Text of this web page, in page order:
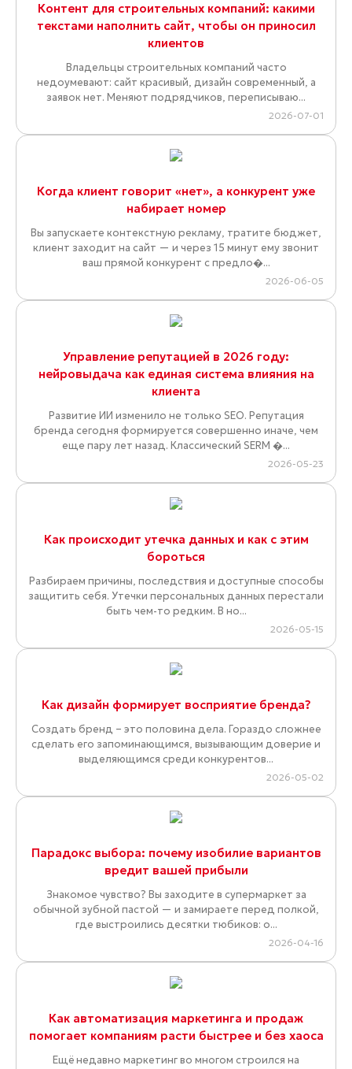
Контент для строительных компаний: какими
текстами наполнить сайт, чтобы он приносил
клиентов
Владельцы строительных компаний часто
недоумевают: сайт красивый, дизайн современный, а
заявок нет. Меняют подрядчиков, переписываю...
2026-07-01
Когда клиент говорит «нет», а конкурент уже
набирает номер
Вы запускаете контекстную рекламу, тратите бюджет,
клиент заходит на сайт — и через 15 минут ему звонит
ваш прямой конкурент с предло�...
2026-06-05
Управление репутацией в 2026 году:
нейровыдача как единая система влияния на
клиента
Развитие ИИ изменило не только SEO. Репутация
бренда сегодня формируется совершенно иначе, чем
еще пару лет назад. Классический SERM �...
2026-05-23
Как происходит утечка данных и как с этим
бороться
Разбираем причины, последствия и доступные способы
защитить себя. Утечки персональных данных перестали
быть чем-то редким. В но...
2026-05-15
Как дизайн формирует восприятие бренда?
Создать бренд – это половина дела. Гораздо сложнее
сделать его запоминающимся, вызывающим доверие и
выделяющимся среди конкурентов...
2026-05-02
Парадокс выбора: почему изобилие вариантов
вредит вашей прибыли
Знакомое чувство? Вы заходите в супермаркет за
обычной зубной пастой — и замираете перед полкой,
где выстроились десятки тюбиков: о...
2026-04-16
Как автоматизация маркетинга и продаж
помогает компаниям расти быстрее и без хаоса
Ещё недавно маркетинг во многом строился на